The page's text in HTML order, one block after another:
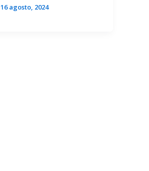
16 agosto, 2024